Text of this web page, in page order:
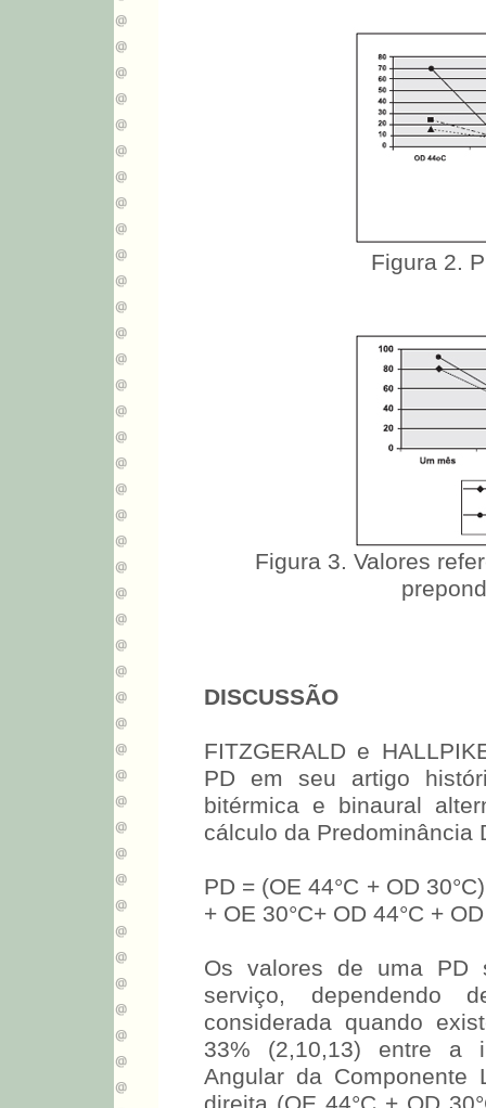
Figura 2.
Figura 3. Valores
DISCUSSÃO
FITZGERALD e
PD em seu artigo
bitérmica e binaural
cálculo da Predominância
PD = (OE 44°C + OD
+ OE 30°C+ OD 44°C +
Os valores de uma PD
serviço, dependendo
considerada quando
33% (2,10,13) entre a
Angular da Componente